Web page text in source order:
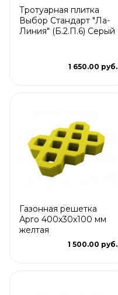
Тротуарная плитка
Выбор Стандарт "Ла-
Линия" (Б.2.П.6) Серый
1 650.00 руб.
Газонная решетка
Арго 400x30x100 мм
желтая
1 500.00 руб.